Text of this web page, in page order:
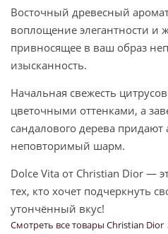
Восточный древесный
воплощение элегантности и
привносящее в ваш образ
изысканность.
Начальная свежесть
цветочными оттенками, а
сандалового дерева придают
неповторимый шарм.
Dolce Vita от Christian Dior —
тех, кто хочет подчеркнуть
утончённый вкус!
Смотреть все товары Christian Dior